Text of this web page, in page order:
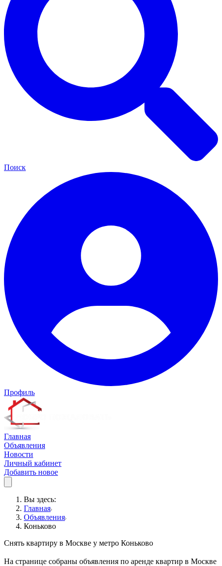
Поиск
Профиль
Главная
Объявления
Новости
Личный кабинет
Добавить новое
Вы здесь:
Главная
Объявления
Коньково
Снять квартиру в Москве у метро Коньково
На странице собраны объявления по аренде квартир в Москве